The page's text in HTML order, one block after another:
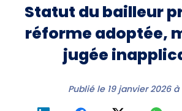
Statut du bailleur
réforme adoptée,
jugée
Publié le 19 janvier 2026 à